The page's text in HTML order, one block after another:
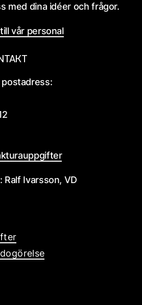
med dina idéer och frågor.
vår personal
Ralf Ivarsson, VD